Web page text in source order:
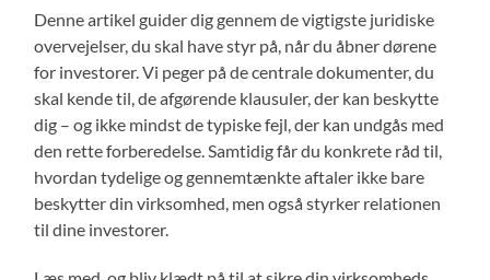
Denne artikel guider dig gennem de vigtigste juridiske
overvejelser, du skal have styr på, når du åbner dørene
for investorer. Vi peger på de centrale dokumenter, du
skal kende til, de afgørende klausuler, der kan beskytte
dig – og ikke mindst de typiske fejl, der kan undgås med
den rette forberedelse. Samtidig får du konkrete råd til,
hvordan tydelige og gennemtænkte aftaler ikke bare
beskytter din virksomhed, men også styrker relationen
til dine investorer.